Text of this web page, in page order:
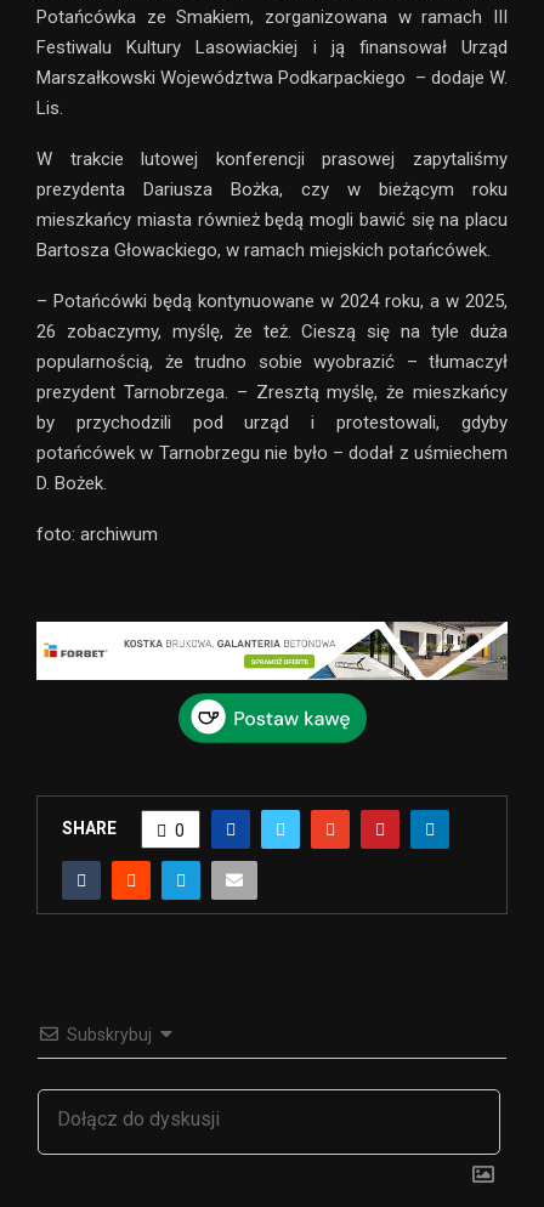
Potańcówka ze Smakiem, zorganizowana w ramach III
Festiwalu Kultury Lasowiackiej i ją finansował Urząd
Marszałkowski Województwa Podkarpackiego – dodaje W.
Lis.
W trakcie lutowej konferencji prasowej zapytaliśmy
prezydenta Dariusza Bożka, czy w bieżącym roku
mieszkańcy miasta również będą mogli bawić się na placu
Bartosza Głowackiego, w ramach miejskich potańcówek.
– Potańcówki będą kontynuowane w 2024 roku, a w 2025,
26 zobaczymy, myślę, że też. Cieszą się na tyle duża
popularnością, że trudno sobie wyobrazić – tłumaczył
prezydent Tarnobrzega. – Zresztą myślę, że mieszkańcy
by przychodzili pod urząd i protestowali, gdyby
potańcówek w Tarnobrzegu nie było – dodał z uśmiechem
D. Bożek.
foto: archiwum
SHARE 0
Subskrybuj